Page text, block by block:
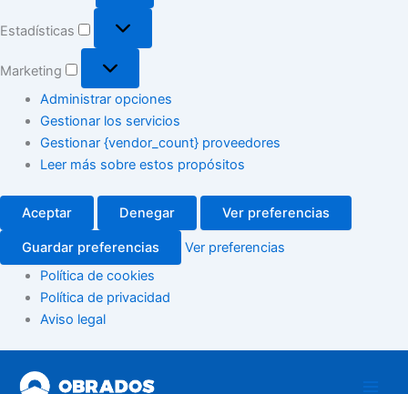
Estadísticas
Estadísticas
Marketing
Marketing
Administrar opciones
Gestionar los servicios
Gestionar {vendor_count} proveedores
Leer más sobre estos propósitos
Aceptar Denegar Ver preferencias
Guardar preferencias
Ver preferencias
Política de cookies
Política de privacidad
Aviso legal